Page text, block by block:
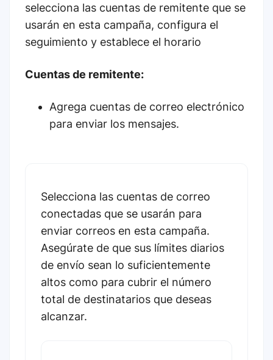
selecciona las cuentas de remitente que se
usarán en esta campaña, configura el
seguimiento y establece el horario
Cuentas de remitente:
Agrega cuentas de correo electrónico
para enviar los mensajes.
Selecciona las cuentas de correo
conectadas que se usarán para
enviar correos en esta campaña.
Asegúrate de que sus límites diarios
de envío sean lo suficientemente
altos como para cubrir el número
total de destinatarios que deseas
alcanzar.